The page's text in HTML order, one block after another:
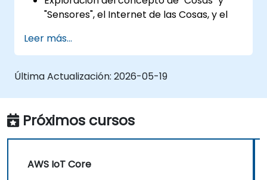
"Sensores", el Internet de las Cosas, y el
soluciones IoT.
Panorama completo de los componentes
de software de IoT: hardware, firmware,
aplicaciones móviles.
Funciones clave de IoT: gestión de flotas,
visualización de datos, FM y DV basados
en SaaS, sistemas de alertas/alarmas,
incorporación de sensores y "cosas", y
geocercado.
Leer más...
Última Actualización: 2026-05-19
Próximos cursos
AWS IoT Core